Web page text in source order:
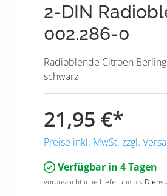
2-DIN
002.286-0
Radioblende Citroen
schwarz
21,95 €*
Preise inkl. MwSt. zzgl.
Verfügbar in 4 Tagen
voraussichtliche Lieferung bis